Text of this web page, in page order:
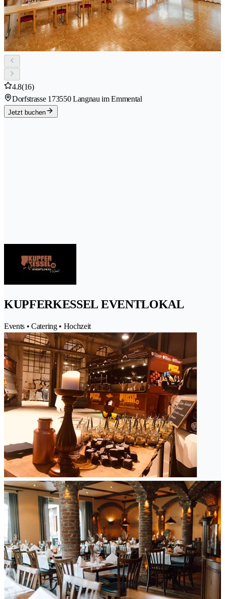
4.8(16)
Dorfstrasse 173550 Langnau im Emmental
Jetzt buchen
KUPFERKESSEL EVENTLOKAL
Events • Catering • Hochzeit